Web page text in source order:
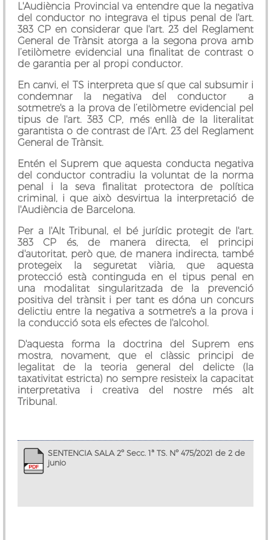
L'Audiència Provincial va entendre que la negativa
del conductor no integrava el tipus penal de l'art.
383 CP en considerar que l'art. 23 del Reglament
General de Trànsit atorga a la segona prova amb
l’etilòmetre evidencial una finalitat de contrast o
de garantia per al propi conductor.
En canvi, el TS interpreta que sí que cal subsumir i
condemnar la negativa del conductor a
sotmetre's a la prova de l’etilòmetre evidencial pel
tipus de l'art. 383 CP, més enllà de la literalitat
garantista o de contrast de l'Art. 23 del Reglament
General de Trànsit.
Entén el Suprem que aquesta conducta negativa
del conductor contradiu la voluntat de la norma
penal i la seva finalitat protectora de política
criminal, i que això desvirtua la interpretació de
l'Audiència de Barcelona.
Per a l'Alt Tribunal, el bé jurídic protegit de l'art.
383 CP és, de manera directa, el principi
d'autoritat, però que, de manera indirecta, també
protegeix la seguretat viària, que aquesta
protecció està continguda en el tipus penal en
una modalitat singularitzada de la prevenció
positiva del trànsit i per tant es dóna un concurs
delictiu entre la negativa a sotmetre's a la prova i
la conducció sota els efectes de l'alcohol.
D'aquesta forma la doctrina del Suprem ens
mostra, novament, que el clàssic principi de
legalitat de la teoria general del delicte (la
taxativitat estricta) no sempre resisteix la capacitat
interpretativa i creativa del nostre més alt
Tribunal.
SENTENCIA SALA 2º Secc. 1ª TS. Nº 475/2021 de 2 de
junio